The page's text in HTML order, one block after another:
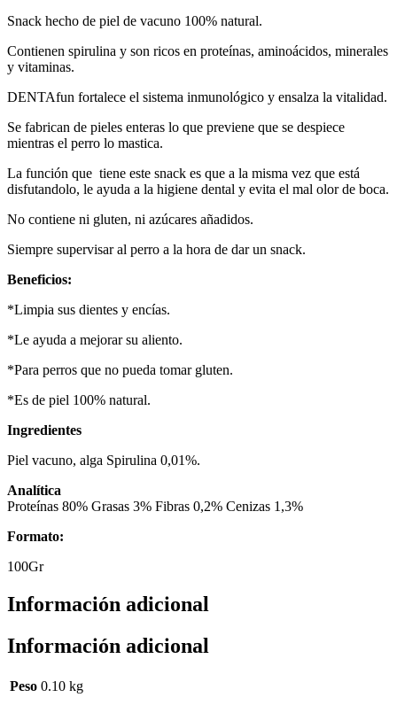
Snack hecho de piel de vacuno 100% natural.
Contienen spirulina y son ricos en proteínas, aminoácidos, minerales
y vitaminas.
DENTAfun fortalece el sistema inmunológico y ensalza la vitalidad.
Se fabrican de pieles enteras lo que previene que se despiece
mientras el perro lo mastica.
La función que tiene este snack es que a la misma vez que está
disfutandolo, le ayuda a la higiene dental y evita el mal olor de boca.
No contiene ni gluten, ni azúcares añadidos.
Siempre supervisar al perro a la hora de dar un snack.
Beneficios:
*Limpia sus dientes y encías.
*Le ayuda a mejorar su aliento.
*Para perros que no pueda tomar gluten.
*Es de piel 100% natural.
Ingredientes
Piel vacuno, alga Spirulina 0,01%.
Analítica
Proteínas 80% Grasas 3% Fibras 0,2% Cenizas 1,3%
Formato:
100Gr
Información adicional
Información adicional
Peso 0.10 kg